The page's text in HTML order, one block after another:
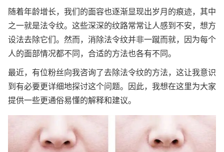
随着年龄增长，我们的面容也逐渐显现出岁月的痕迹，其中
之一就是法令纹。这些深深的纹路常常让人感到不安，想方
设法去除它们。然而，消除法令纹并非一蹴而就，因为每个
人的面部情况都不同，合适的方法也各有不同。
最近，有位粉丝向我咨询了去除法令纹的方法，这让我意识
到有必要更详细地探讨这个问题。因此，我想在这里为大家
提供一些更通俗易懂的解释和建议。